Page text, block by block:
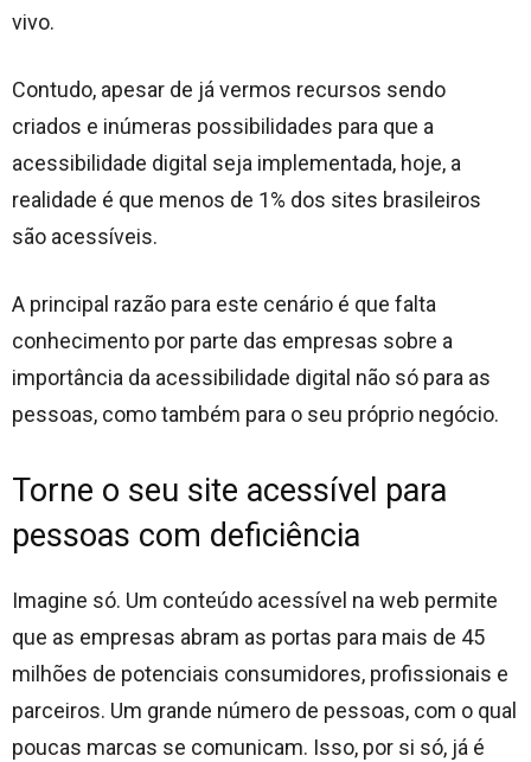
vivo.
Contudo, apesar de já vermos recursos sendo
criados e inúmeras possibilidades para que a
acessibilidade digital seja implementada, hoje, a
realidade é que menos de 1% dos sites brasileiros
são acessíveis.
A principal razão para este cenário é que falta
conhecimento por parte das empresas sobre a
importância da acessibilidade digital não só para as
pessoas, como também para o seu próprio negócio.
Torne o seu site acessível para
pessoas com deficiência
Imagine só. Um conteúdo acessível na web permite
que as empresas abram as portas para mais de 45
milhões de potenciais consumidores, profissionais e
parceiros. Um grande número de pessoas, com o qual
poucas marcas se comunicam. Isso, por si só, já é